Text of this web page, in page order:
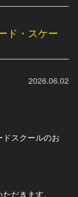
ド・スケー
2026.06.02
スクールのお
だきます。